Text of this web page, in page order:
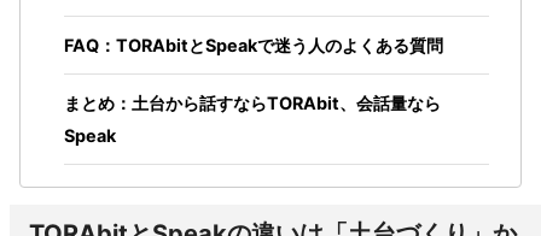
FAQ：TORAbitとSpeakで迷う人のよくある質問
まとめ：土台から話すならTORAbit、会話量なら
Speak